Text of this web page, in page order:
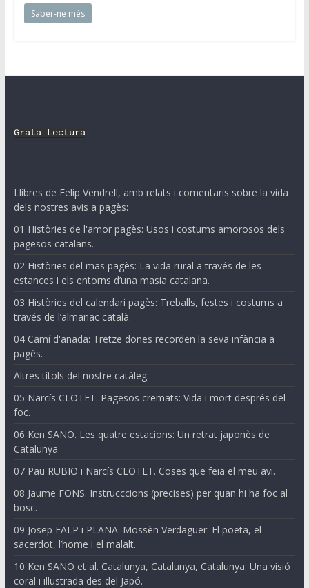
Saber-ne més
Grata Lectura
Llibres de Felip Vendrell, amb relats i comentaris sobre la vida
dels nostres avis a pagès:
01 Històries de l'amor pagès: Usos i costums amorosos dels
pagesos catalans.
02 Històries del mas pagès: La vida rural a través de les
estances i els entorns d’una masia catalana.
03 Històries del calendari pagès: Treballs, festes i costums a
través de l’almanac català.
04 Camí d'anada: Tretze dones recorden la seva infància a
pagès.
Altres títols del nostre catàleg:
05 Narcís CLOTET. Pagesos cremats: Vida i mort després del
foc.
06 Ken SANO. Les quatre estacions: Un retrat japonès de
Catalunya.
07 Pau RUBIO i Narcís CLOTET. Coses que feia el meu avi.
08 Jaume FONS. Instrucccions (precises) per quan hi ha foc al
bosc.
09 Josep FALP i PLANA. Mossèn Verdaguer: El poeta, el
sacerdot, l’home i el malalt.
10 Ken SANO et al. Catalunya, Catalunya, Catalunya: Una visió
coral i il·lustrada des del Japó.